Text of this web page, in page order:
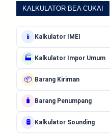
KALKULATOR BEA CUKAI
📱 Kalkulator IMEI
🏭 Kalkulator Impor Umum
📦 Barang Kiriman
🧳 Barang Penumpang
🛢️ Kalkulator Sounding